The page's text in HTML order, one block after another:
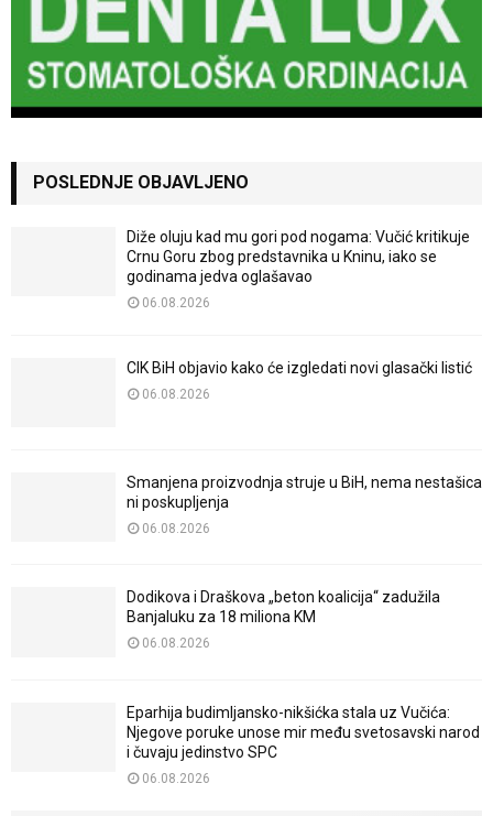
POSLEDNJE OBJAVLJENO
Diže oluju kad mu gori pod nogama: Vučić kritikuje
Crnu Goru zbog predstavnika u Kninu, iako se
godinama jedva oglašavao
06.08.2026
CIK BiH objavio kako će izgledati novi glasački listić
06.08.2026
Smanjena proizvodnja struje u BiH, nema nestašica
ni poskupljenja
06.08.2026
Dodikova i Draškova „beton koalicija“ zadužila
Banjaluku za 18 miliona KM
06.08.2026
Eparhija budimljansko-nikšićka stala uz Vučića:
Njegove poruke unose mir među svetosavski narod
i čuvaju jedinstvo SPC
06.08.2026